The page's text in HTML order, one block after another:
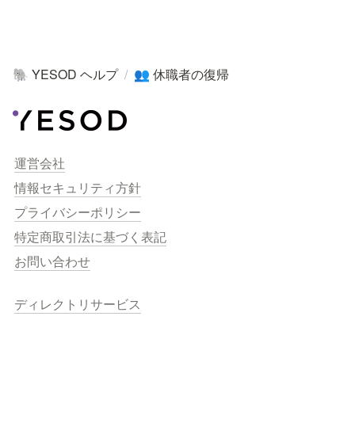
🐘 YESOD ヘルプ / 👥 休職者の復帰
運営会社
情報セキュリティ方針
プライバシーポリシー
特定商取引法に基づく表記
お問い合わせ
ディレクトリサービス